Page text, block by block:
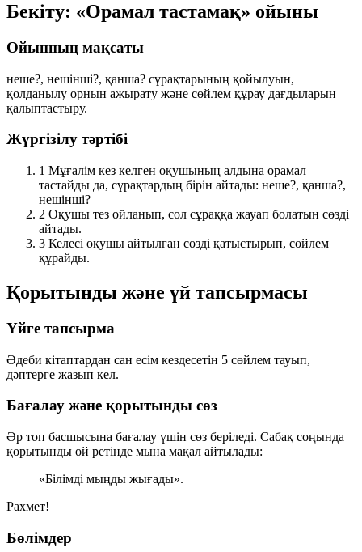
Бекіту: «Орамал тастамақ» ойыны
Ойынның мақсаты
неше?, нешінші?, қанша? сұрақтарының қойылуын,
қолданылу орнын ажырату және сөйлем құрау дағдыларын
қалыптастыру.
Жүргізілу тәртібі
1 Мұғалім кез келген оқушының алдына орамал
тастайды да, сұрақтардың бірін айтады: неше?, қанша?,
нешінші?
2 Оқушы тез ойланып, сол сұраққа жауап болатын сөзді
айтады.
3 Келесі оқушы айтылған сөзді қатыстырып, сөйлем
құрайды.
Қорытынды және үй тапсырмасы
Үйге тапсырма
Әдеби кітаптардан сан есім кездесетін 5 сөйлем тауып,
дәптерге жазып кел.
Бағалау және қорытынды сөз
Әр топ басшысына бағалау үшін сөз беріледі. Сабақ соңында
қорытынды ой ретінде мына мақал айтылады:
«Білімді мыңды жығады».
Рахмет!
Бөлімдер